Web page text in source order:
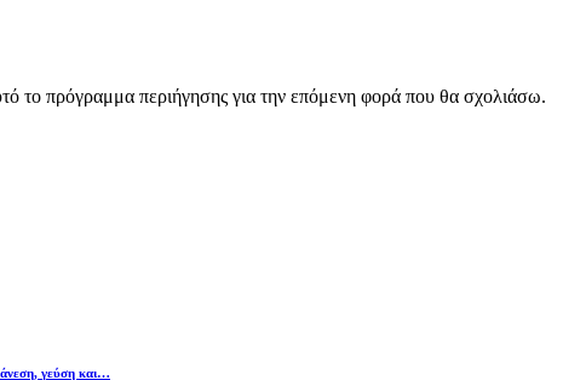
το πρόγραμμα περιήγησης για την επόμενη φορά που θα σχολιάσω.
άνεση, γεύση και…